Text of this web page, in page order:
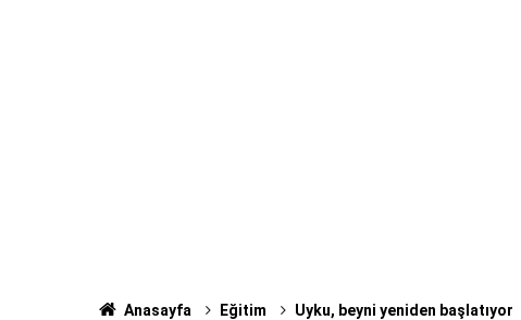
Anasayfa Eğitim Uyku, beyni yeniden başlatıyor